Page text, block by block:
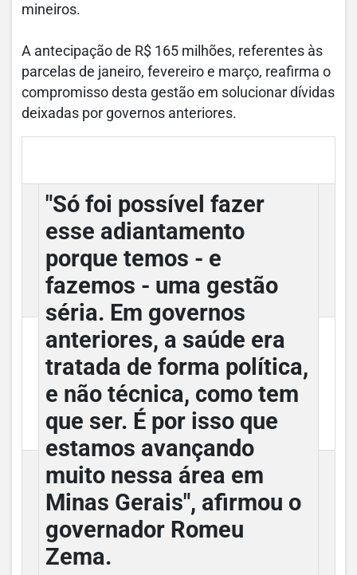
mineiros.
A antecipação de R$ 165 milhões, referentes às
parcelas de janeiro, fevereiro e março, reafirma o
compromisso desta gestão em solucionar dívidas
deixadas por governos anteriores.
"Só foi possível fazer
esse adiantamento
porque temos - e
fazemos - uma gestão
séria. Em governos
anteriores, a saúde era
tratada de forma política,
e não técnica, como tem
que ser. É por isso que
estamos avançando
muito nessa área em
Minas Gerais", afirmou o
governador Romeu
Zema.